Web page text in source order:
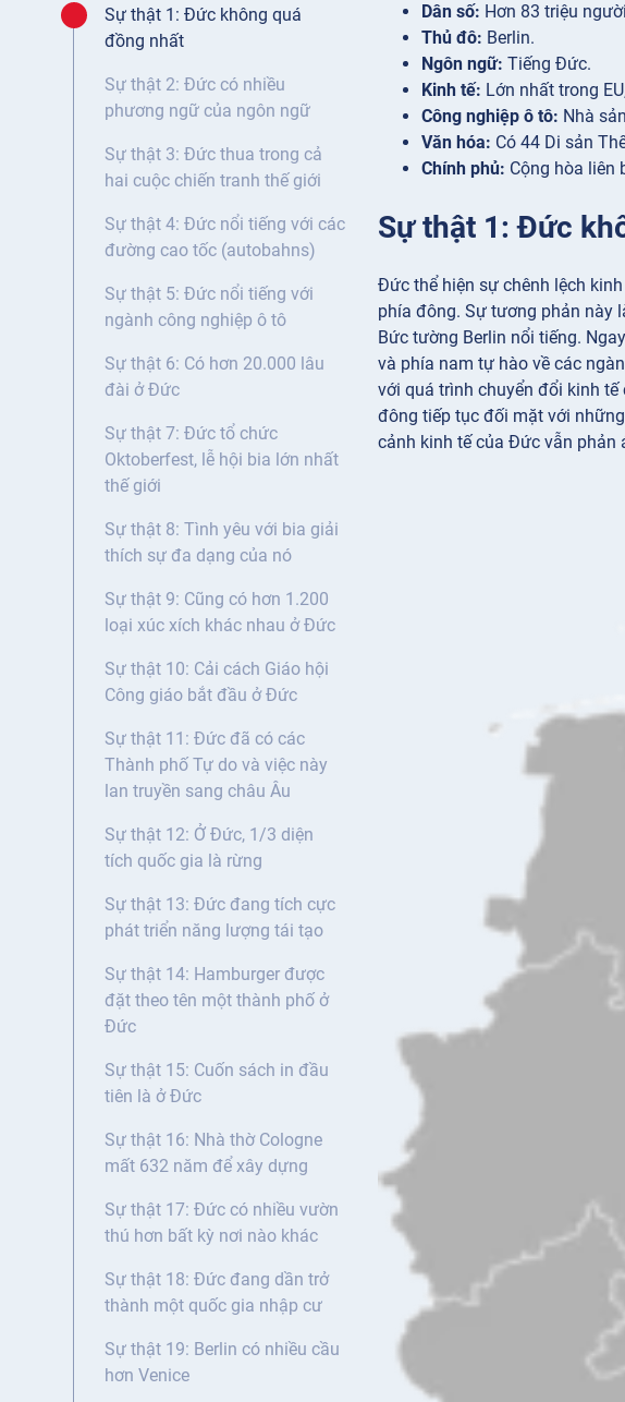
Sự thật 1: Đức không quá
đồng nhất
Sự thật 2: Đức có nhiều
phương ngữ của ngôn ngữ
Sự thật 3: Đức thua trong cả
hai cuộc chiến tranh thế giới
Sự thật 4: Đức nổi tiếng với các
đường cao tốc (autobahns)
Sự thật 5: Đức nổi tiếng với
ngành công nghiệp ô tô
Sự thật 6: Có hơn 20.000 lâu
đài ở Đức
Sự thật 7: Đức tổ chức
Oktoberfest, lễ hội bia lớn nhất
thế giới
Sự thật 8: Tình yêu với bia giải
thích sự đa dạng của nó
Sự thật 9: Cũng có hơn 1.200
loại xúc xích khác nhau ở Đức
Sự thật 10: Cải cách Giáo hội
Công giáo bắt đầu ở Đức
Sự thật 11: Đức đã có các
Thành phố Tự do và việc này
lan truyền sang châu Âu
Sự thật 12: Ở Đức, 1/3 diện
tích quốc gia là rừng
Sự thật 13: Đức đang tích cực
phát triển năng lượng tái tạo
Sự thật 14: Hamburger được
đặt theo tên một thành phố ở
Đức
Sự thật 15: Cuốn sách in đầu
tiên là ở Đức
Sự thật 16: Nhà thờ Cologne
mất 632 năm để xây dựng
Sự thật 17: Đức có nhiều vườn
thú hơn bất kỳ nơi nào khác
Sự thật 18: Đức đang dần trở
thành một quốc gia nhập cư
Sự thật 19: Berlin có nhiều cầu
hơn Venice
Dân số: Hơn 83 triệu
Thủ đô: Berlin.
Ngôn ngữ: Tiếng Đức.
Kinh tế: Lớn nhất trong
Công nghiệp ô tô: Nhà
Văn hóa: Có 44 Di sản
Chính phủ: Cộng hòa liên
Sự thật 1: Đức
Đức thể hiện sự chênh lệch
phía đông. Sự tương phản này
Bức tường Berlin nổi tiếng.
và phía nam tự hào về các
với quá trình chuyển đổi kinh
đông tiếp tục đối mặt với
cảnh kinh tế của Đức vẫn phản